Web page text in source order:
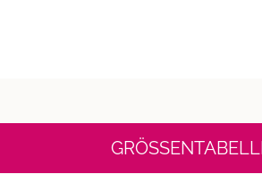
GRÖSSENTABELLE